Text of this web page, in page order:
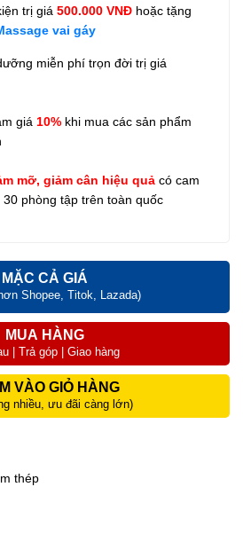
trị giá 500.000 VNĐ hoặc tặng
vai gáy
miễn phí trọn đời trị giá
giá 10% khi mua các sản phẩm
mỡ, giảm cân hiệu quả có cam
phòng tập trên toàn quốc
MẶC CẢ GIÁ
Shopee, Titok, Lazada)
MUA HÀNG
| Trả góp | Giao hàng
VÀO GIỎ HÀNG
nhiều, ưu đãi càng lớn)
thép